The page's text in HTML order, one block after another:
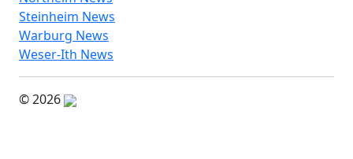
Steinheim News
Warburg News
Weser-Ith News
© 2026